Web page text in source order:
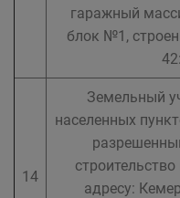
гаражный
блок №1,
14
Земельный
населенных
адресу: